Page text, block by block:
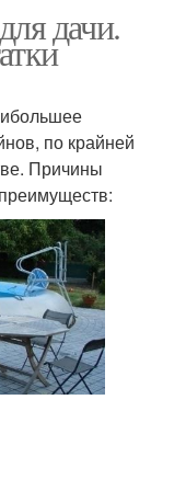
дачи.
по крайней
Причины